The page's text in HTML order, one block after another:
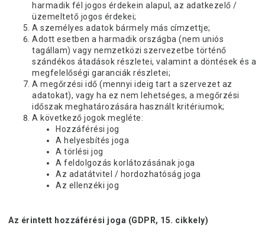
harmadik fél jogos érdekein alapul, az adatkezelő /
üzemeltető jogos érdekei;
A személyes adatok bármely más címzettje;
Adott esetben a harmadik országba (nem uniós
tagállam) vagy nemzetközi szervezetbe történő
szándékos átadások részletei, valamint a döntések és a
megfelelőségi garanciák részletei;
A megőrzési idő (mennyi ideig tart a szervezet az
adatokat), vagy ha ez nem lehetséges, a megőrzési
időszak meghatározására használt kritériumok;
A következő jogok megléte:
Hozzáférési jog
A helyesbítés joga
A törlési jog
A feldolgozás korlátozásának joga
Az adatátvitel / hordozhatóság joga
Az ellenzéki jog
Az érintett hozzáférési joga (GDPR, 15. cikkely)